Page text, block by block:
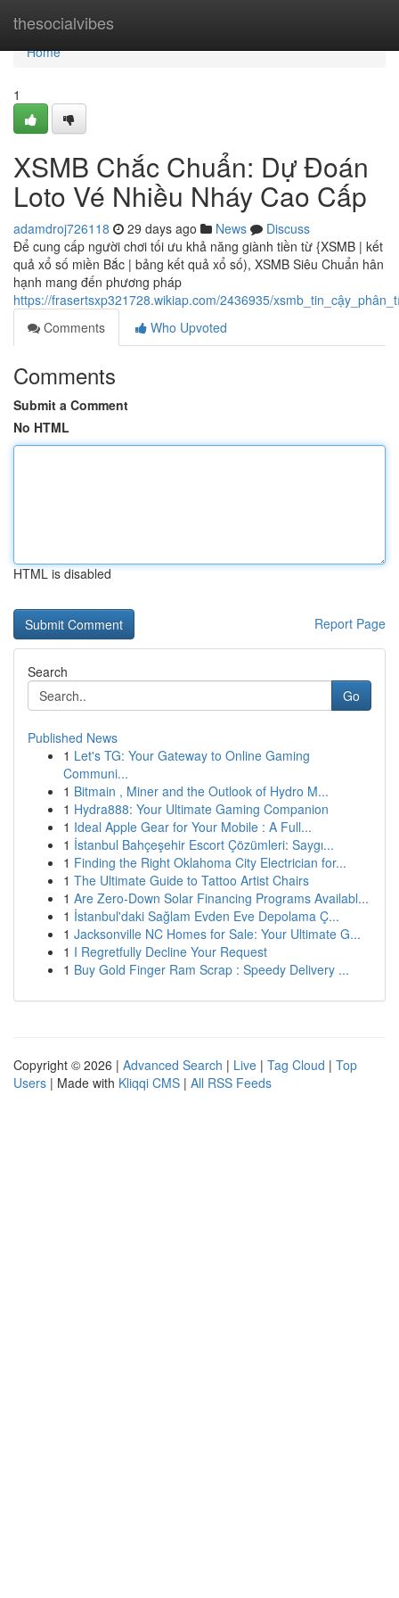
thesocialvibes
Home
Home
1
XSMB Chắc Chuẩn: Dự Đoán
Loto Vé Nhiều Nháy Cao Cấp
adamdroj726118 29 days ago News
Discuss
Để cung cấp người chơi tối ưu khả năng giành tiền từ {XSMB | kết
quả xổ số miền Bắc | bảng kết quả xổ số), XSMB Siêu Chuẩn hân
hạnh mang đến phương pháp
https://frasertsxp321728.wikiap.com/2436935/
Comments
Who Upvoted
Comments
Submit a Comment
No HTML
HTML is disabled
Report Page
Search
Go
Published News
1 Let's TG: Your Gateway to Online Gaming
Communi...
1 Bitmain , Miner and the Outlook of Hydro M...
1 Hydra888: Your Ultimate Gaming Companion
1 Ideal Apple Gear for Your Mobile : A Full...
1 İstanbul Bahçeşehir Escort Çözümleri: Saygı...
1 Finding the Right Oklahoma City Electrician for...
1 The Ultimate Guide to Tattoo Artist Chairs
1 Are Zero-Down Solar Financing Programs Availabl...
1 İstanbul'daki Sağlam Evden Eve Depolama Ç...
1 Jacksonville NC Homes for Sale: Your Ultimate G...
1 I Regretfully Decline Your Request
1 Buy Gold Finger Ram Scrap : Speedy Delivery ...
Copyright © 2026 | Advanced Search | Live | Tag Cloud | Top
Users | Made with Kliqqi CMS | All RSS Feeds